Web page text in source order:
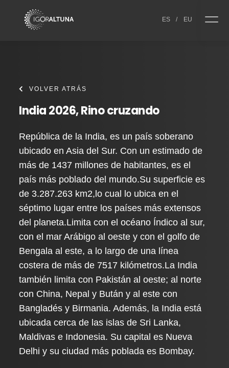
ES / EU
VOLVER ATRÁS
India 2026, Rino cruzando
República de la India, es un país soberano
ubicado en Asia del Sur. Con un estimado de
más de 1437 millones de habitantes, es el
país más poblado del mundo.Su superficie es
de 3.287.263 km2,lo cual lo ubica en el
séptimo lugar entre los países más extensos
del planeta.Limita con el océano Índico al sur,
con el mar Arábigo al oeste y con el golfo de
Bengala al este, a lo largo de una línea
costera de más de 7517 kilómetros.La India
también limita con Pakistán al oeste; al norte
con China, Nepal y Bután y al este con
Bangladés y Birmania. Además, la India está
ubicada cerca de las islas de Sri Lanka,
Maldivas e Indonesia. Su capital es Nueva
Delhi y su ciudad más poblada es Bombay.